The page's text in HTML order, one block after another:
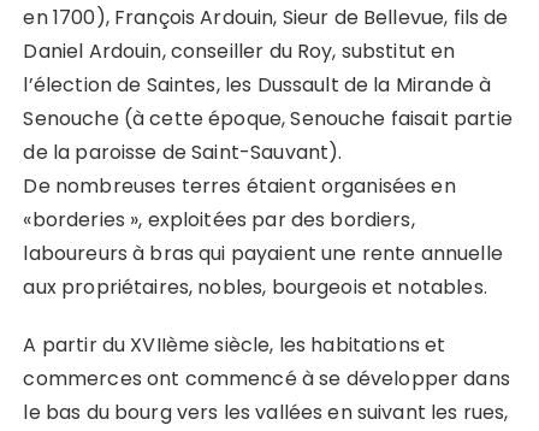
en 1700), François Ardouin, Sieur de Bellevue, fils de
Daniel Ardouin, conseiller du Roy, substitut en
l’élection de Saintes, les Dussault de la Mirande à
Senouche (à cette époque, Senouche faisait partie
de la paroisse de Saint-Sauvant).
De nombreuses terres étaient organisées en
«borderies », exploitées par des bordiers,
laboureurs à bras qui payaient une rente annuelle
aux propriétaires, nobles, bourgeois et notables.
A partir du XVIIème siècle, les habitations et
commerces ont commencé à se développer dans
le bas du bourg vers les vallées en suivant les rues,